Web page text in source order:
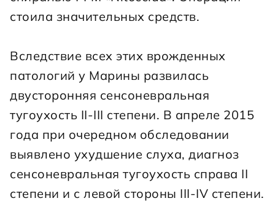
стоила значительных средств.
Вследствие всех этих врожденных
патологий у Марины развилась
двусторонняя сенсоневральная
тугоухость II-III степени. В апреле 2015
года при очередном обследовании
выявлено ухудшение слуха, диагноз
сенсоневральная тугоухость справа II
степени и с левой стороны III-IV степени.